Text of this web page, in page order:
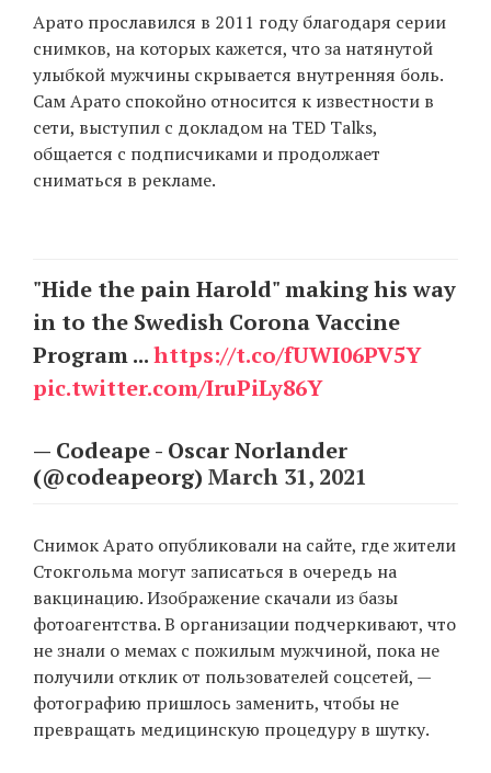
Арато прославился в 2011 году благодаря серии
снимков, на которых кажется, что за натянутой
улыбкой мужчины скрывается внутренняя боль.
Сам Арато спокойно относится к известности в
сети, выступил с докладом на TED Talks,
общается с подписчиками и продолжает
сниматься в рекламе.
"Hide the pain Harold" making his way
in to the Swedish Corona Vaccine
Program ...https://t.co/fUWI06PV5Y
pic.twitter.com/IruPiLy86Y
— Codeape - Oscar Norlander
(@codeapeorg) March 31, 2021
Снимок Арато опубликовали на сайте, где жители
Стокгольма могут записаться в очередь на
вакцинацию. Изображение скачали из базы
фотоагентства. В организации подчеркивают, что
не знали о мемах с пожилым мужчиной, пока не
получили отклик от пользователей соцсетей, —
фотографию пришлось заменить, чтобы не
превращать медицинскую процедуру в шутку.